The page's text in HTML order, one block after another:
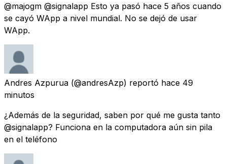
@majogm @signalapp Esto ya pasó hace 5 años cuando
se cayó WApp a nivel mundial. No se dejó de usar
WApp.
Andres Azpurua (@andresAzp) reportó hace 49
minutos
¿Además de la seguridad, saben por qué me gusta tanto
@signalapp? Funciona en la computadora aún sin pila
en el teléfono